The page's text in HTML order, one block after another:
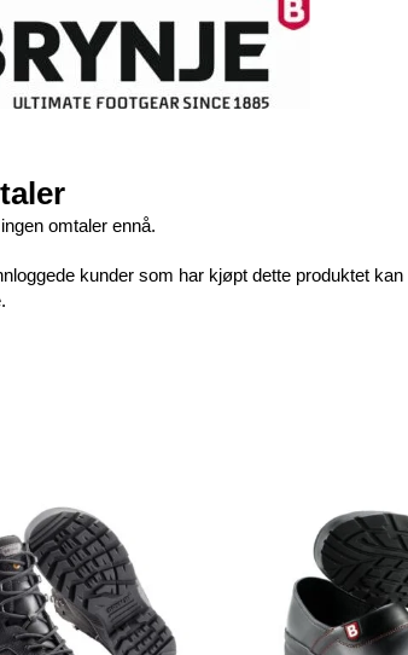
omtaler ennå.
kunder som har kjøpt dette produktet kan